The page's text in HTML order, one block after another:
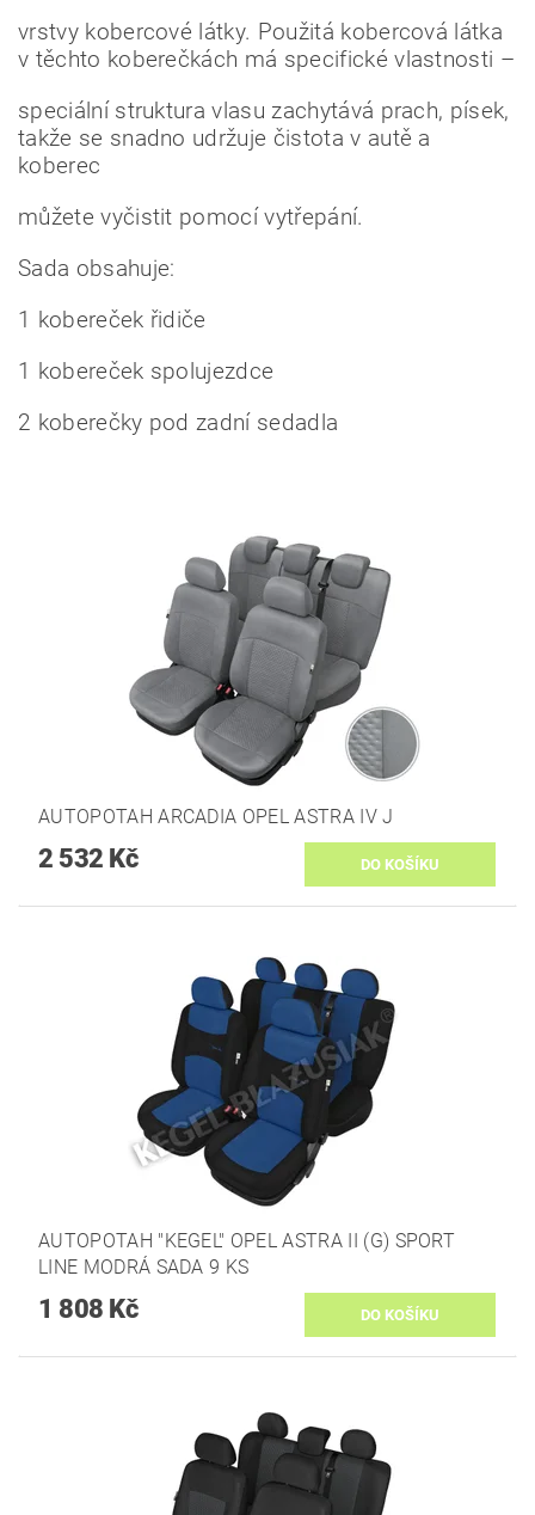
vrstvy kobercové látky. Použitá kobercová látka
v těchto koberečkách má specifické vlastnosti –
speciální struktura vlasu zachytává prach, písek,
takže se snadno udržuje čistota v autě a
koberec
můžete vyčistit pomocí vytřepání.
Sada obsahuje:
1 kobereček řidiče
1 kobereček spolujezdce
2 koberečky pod zadní sedadla
AUTOPOTAH ARCADIA OPEL ASTRA IV J
2 532 Kč
AUTOPOTAH "KEGEL" OPEL ASTRA II (G) SPORT
LINE MODRÁ SADA 9 KS
1 808 Kč